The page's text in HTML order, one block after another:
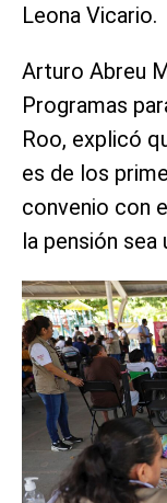
Leona Vicario.
Arturo Abreu
Programas
Roo, explicó
es de los
convenio con
la pensión sea